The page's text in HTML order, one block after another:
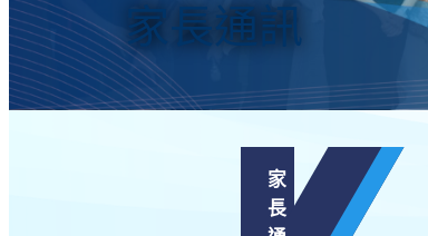
家長通訊
家
長